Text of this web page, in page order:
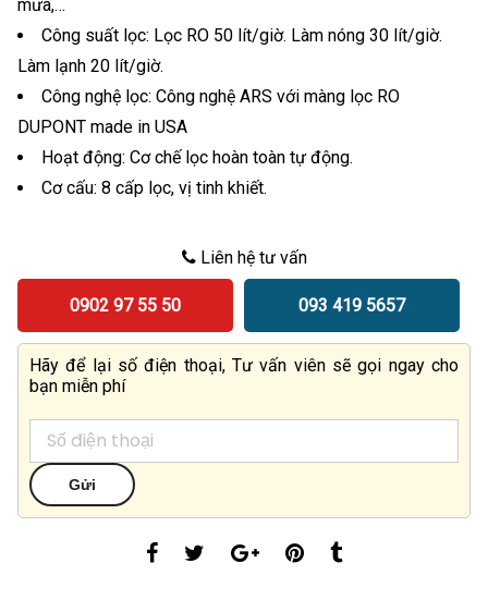
mưa,…
Công suất lọc: Lọc RO 50 lít/giờ. Làm nóng 30 lít/giờ.
Làm lạnh 20 lít/giờ.
Công nghệ lọc: Công nghệ ARS với màng lọc RO
DUPONT made in USA
Hoạt động: Cơ chế lọc hoàn toàn tự động.
Cơ cấu: 8 cấp lọc, vị tinh khiết.
Liên hệ tư vấn
0902 97 55 50 093 419 5657
Hãy để lại số điện thoại, Tư vấn viên sẽ gọi ngay cho
bạn miễn phí